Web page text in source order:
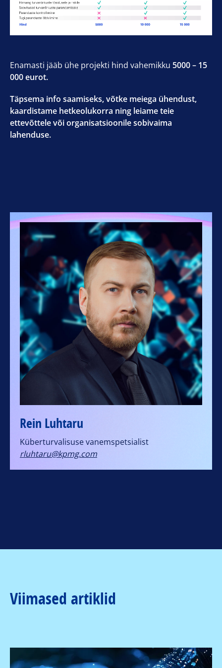
Enamasti jääb ühe projekti hind vahemikku 5000 – 15
000 eurot.
Täpsema info saamiseks, võtke meiega ühendust,
kaardistame hetkeolukorra ning leiame teie
ettevõttele või organisatsioonile sobivaima
lahenduse.
Rein Luhtaru
Küberturvalisuse vanemspetsialist
rluhtaru@kpmg.com
Viimased artiklid